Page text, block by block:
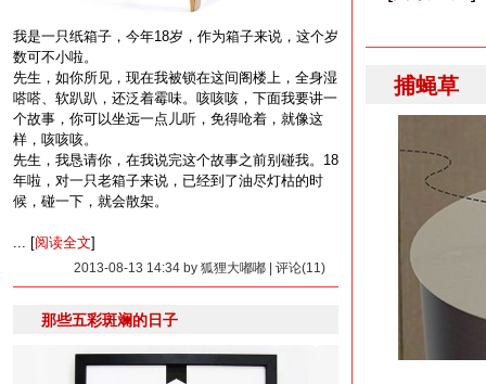
我是一只纸箱子，今年18岁，作为箱子来说，这个岁
数可不小啦。
先生，如你所见，现在我被锁在这间阁楼上，全身湿
嗒嗒、软趴趴，还泛着霉味。咳咳咳，下面我要讲一
个故事，你可以坐远一点儿听，免得呛着，就像这
样，咳咳咳。
先生，我恳请你，在我说完这个故事之前别碰我。18
年啦，对一只老箱子来说，已经到了油尽灯枯的时
候，碰一下，就会散架。
... [阅读全文]
2013-08-13 14:34 by 狐狸大嘟嘟 | 评论(11)
那些五彩斑斓的日子
捕蝇草